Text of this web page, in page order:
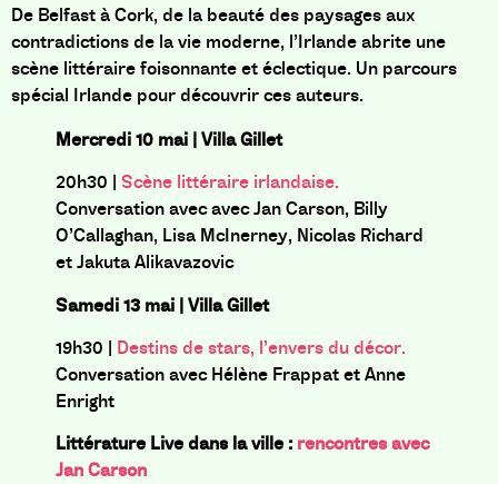
De Belfast à Cork, de la beauté des paysages aux
contradictions de la vie moderne, l’Irlande abrite une
scène littéraire foisonnante et éclectique. Un parcours
spécial Irlande pour découvrir ces auteurs.
Mercredi 10 mai | Villa Gillet
20h30 | Scène littéraire irlandaise.
Conversation avecavec Jan Carson, Billy
O’Callaghan, Lisa McInerney, Nicolas Richard
et Jakuta Alikavazovic
Samedi 13 mai | Villa Gillet
19h30 | Destins de stars, l’envers du décor.
Conversation avec Hélène Frappat et Anne
Enright
Littérature Live dans la ville : rencontres avec
Jan Carson